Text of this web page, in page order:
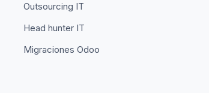
Outsourcing IT
Head hunter IT
Migraciones Odoo